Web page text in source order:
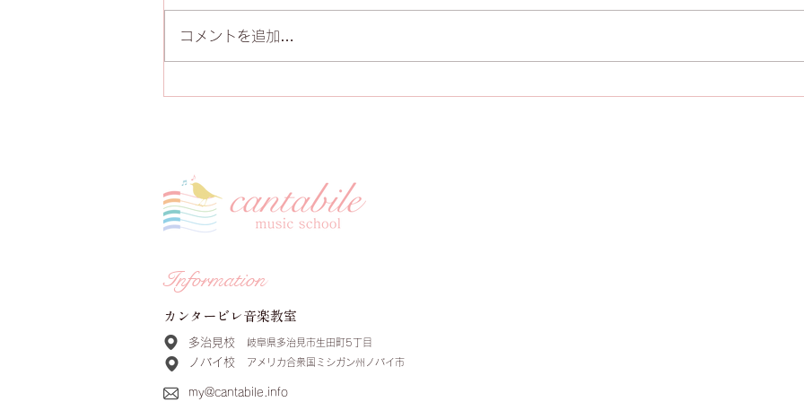
コンクール審査を行いました
春の
コメントを追加…
Information
​カンタービレ音楽教室
多治見校 岐阜県多治見市生田町5丁目
ノバイ校 アメリカ合衆国ミシガン州ノバイ市
my@cantabile.info